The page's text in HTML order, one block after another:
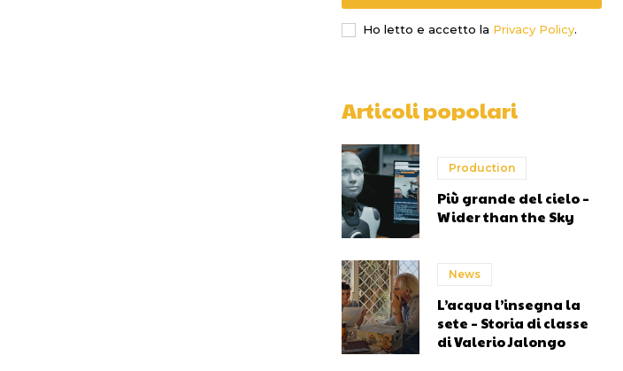
Ho letto e accetto la Privacy Policy.
Articoli popolari
Production
Più grande del cielo –
Wider than the Sky
News
L’acqua l’insegna la
sete – Storia di classe
di Valerio Jalongo